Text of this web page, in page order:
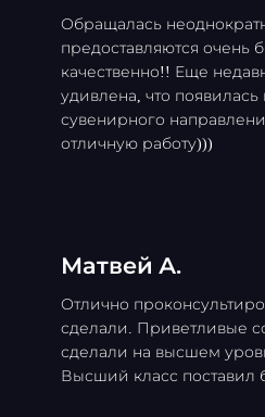
Обращалась
предоставляются очень
качественно!! Еще
удивлена, что
сувенирного
отличную работу)))
Матвей А.
Отлично
сделали. Приветливые
сделали на высшем
Высший класс поставил